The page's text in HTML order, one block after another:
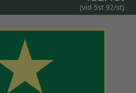
(vid 5st 92/st)